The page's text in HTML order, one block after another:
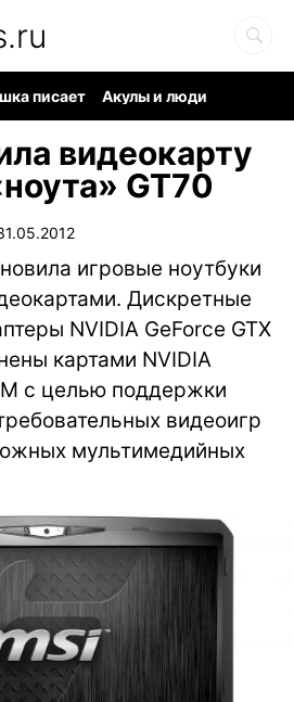
писает
Акулы и люди
видеокарту
GT70
игровые ноутбуки
Дискретные
NVIDIA GeForce GTX
картами NVIDIA
с целью поддержки
видеоигр
мультимедийных